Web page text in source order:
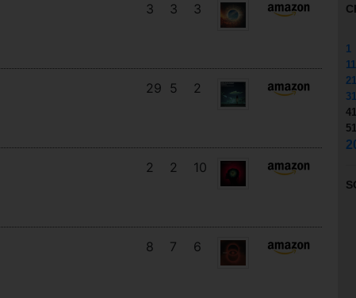
3 3 3
29 5 2
2 2 10
8 7 6
1
11
21
31
41
51